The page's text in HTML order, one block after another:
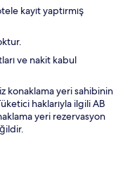
kayıt yaptırmış
ve nakit kabul
konaklama yeri sahibinin
haklarıyla ilgili AB
yeri rezervasyon